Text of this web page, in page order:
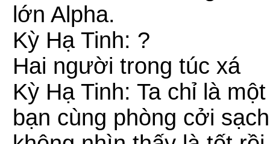
lớn Alpha.
Kỳ Hạ Tinh: ?
Hai người trong túc xá
Kỳ Hạ Tinh: Ta chỉ là
bạn cùng phòng cởi